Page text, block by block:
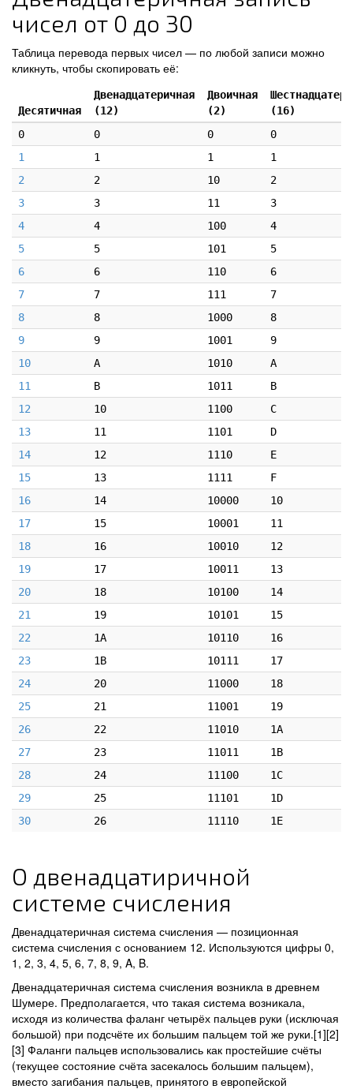
чисел от 0 до 30
Таблица перевода первых чисел — по любой записи можно
кликнуть, чтобы скопировать её:
Десятичная
Двенадцатеричная
(12)
Двоичная
(2)
(16)
0
0 0
0
1
1 1
1
2
2 10
2
3
3 11
3
4
4 100
4
5
5 101
5
6
6 110
6
7
7 111
7
8
8 1000
8
9
9 1001
9
10
A 1010
A
11
B 1011
B
12
10 1100
C
13
11 1101
D
14
12 1110
E
15
13 1111
F
16
14 10000
10
17
15 10001
11
18
16 10010
12
19
17 10011
13
20
18 10100
14
21
19 10101
15
22
1A 10110
16
23
1B 10111
17
24
20 11000
18
25
21 11001
19
26
22 11010
1A
27
23 11011
1B
28
24 11100
1C
29
25 11101
1D
30
26 11110 1E
О двенадцатиричной
системе счисления
Двенадцатеричная система счисления — позиционная
система счисления с основанием 12. Используются цифры 0,
1, 2, 3, 4, 5, 6, 7, 8, 9, A, B.
Двенадцатеричная система счисления возникла в древнем
Шумере. Предполагается, что такая система возникала,
исходя из количества фаланг четырёх пальцев руки (исключая
большой) при подсчёте их большим пальцем той же руки.[1][2]
[3] Фаланги пальцев использовались как простейшие счёты
(текущее состояние счёта засекалось большим пальцем),
вместо загибания пальцев, принятого в европейской